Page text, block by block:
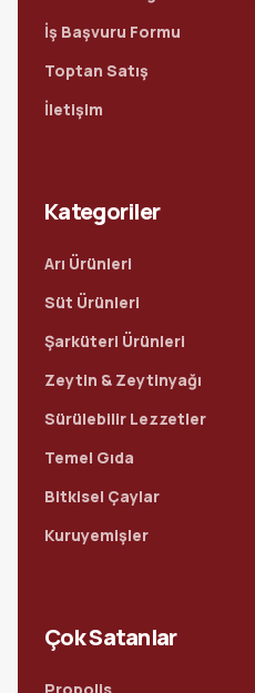
İş Başvuru Formu
Toptan Satış
İletişim
Kategoriler
Arı Ürünleri
Süt Ürünleri
Şarküteri Ürünleri
Zeytin & Zeytinyağı
Sürülebilir Lezzetler
Temel Gıda
Bitkisel Çaylar
Kuruyemişler
Çok Satanlar